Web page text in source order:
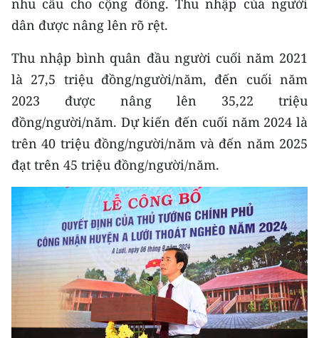
Chuyên trang TP. Hồ Chí Minh
CHUYÊN ĐỀ
CÁC CHUYÊN TRANG
VỀ BÁO NHÂN DÂN
THỜI NAY
NHÂN DÂN CUỐI TUẦN
NHÂN DÂN HẰNG THÁNG
MUA BÁO
ĐỌC BÁO IN
nhu cầu cho cộng đồng. Thu nhập của người
dân được nâng lên rõ rệt.
Thu nhập bình quân đầu người cuối năm 2021
là 27,5 triệu đồng/người/năm, đến cuối năm
2023 được nâng lên 35,22 triệu
đồng/người/năm. Dự kiến đến cuối năm 2024 là
trên 40 triệu đồng/người/năm và đến năm 2025
đạt trên 45 triệu đồng/người/năm.